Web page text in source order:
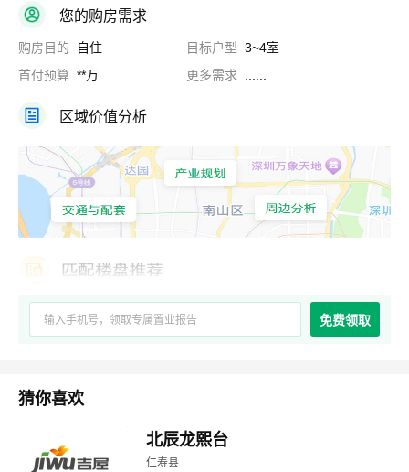
您的购房需求
购房目的 自住 目标户型 3~4室
首付预算 **万 更多需求
区域价值分析
免费领取
猜你喜欢
北辰龙熙台
仁寿县